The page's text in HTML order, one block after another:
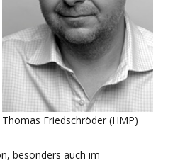
Thomas Friedschröder (HMP)
besonders auch im